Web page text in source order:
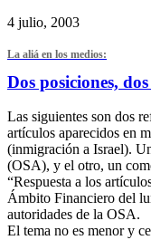
4 julio, 2003
La aliá en los medios:
Dos posiciones,
Las siguientes son dos
artículos aparecidos en
(inmigración a Israel).
(OSA), y el otro, un
“Respuesta a los
Ámbito Financiero del
autoridades de la OSA.
El tema no es menor y